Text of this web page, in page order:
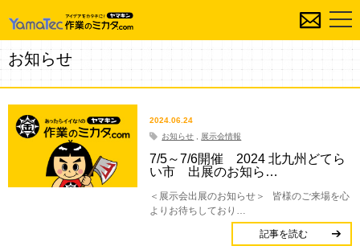
お知らせ
2024.06.24
お知らせ
展示会情報
7/5～7/6開催 2024 北九州どてら
い市 出展のお知ら…
＜展示会出展のお知らせ＞ 皆様のご来場を心
よりお待ちしており…
記事を読む